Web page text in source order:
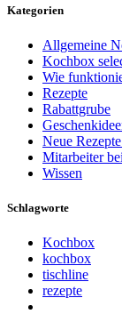
Kategorien
Allgemeine
Kochbox
Wie
Rezepte
Rabattgrube
Neue
Mitarbeiter
Wissen
Schlagworte
Kochbox
kochbox
tischline
rezepte